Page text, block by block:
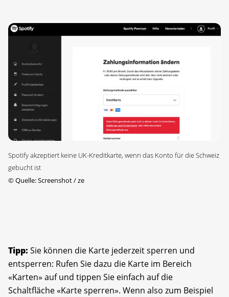
Spotify akzeptiert keine UK-Kreditkarte, wenn das Konto für die Schweiz
gebucht ist
©Quelle: Screenshot / ze
Tipp: Sie können die Karte jederzeit sperren und
entsperren: Rufen Sie dazu die Karte im Bereich
«Karten» auf und tippen Sie einfach auf die
Schaltfläche «Karte sperren». Wenn also zum Beispiel